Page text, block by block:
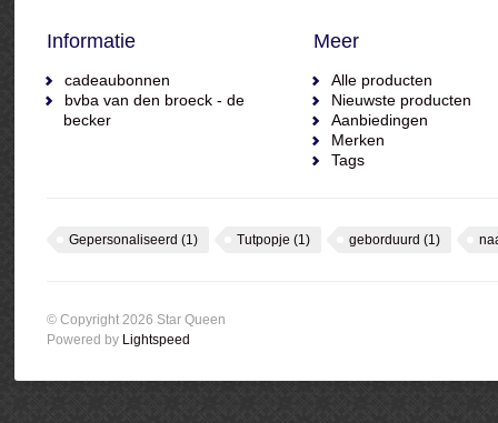
Informatie
cadeaubonnen
bvba van den broeck - de
becker
Meer
Alle producten
Nieuwste producten
Aanbiedingen
Merken
Tags
Gepersonaliseerd (1) Tutpopje (1) geborduurd (1)
© Copyright 2026 Star Queen
Powered by Lightspeed